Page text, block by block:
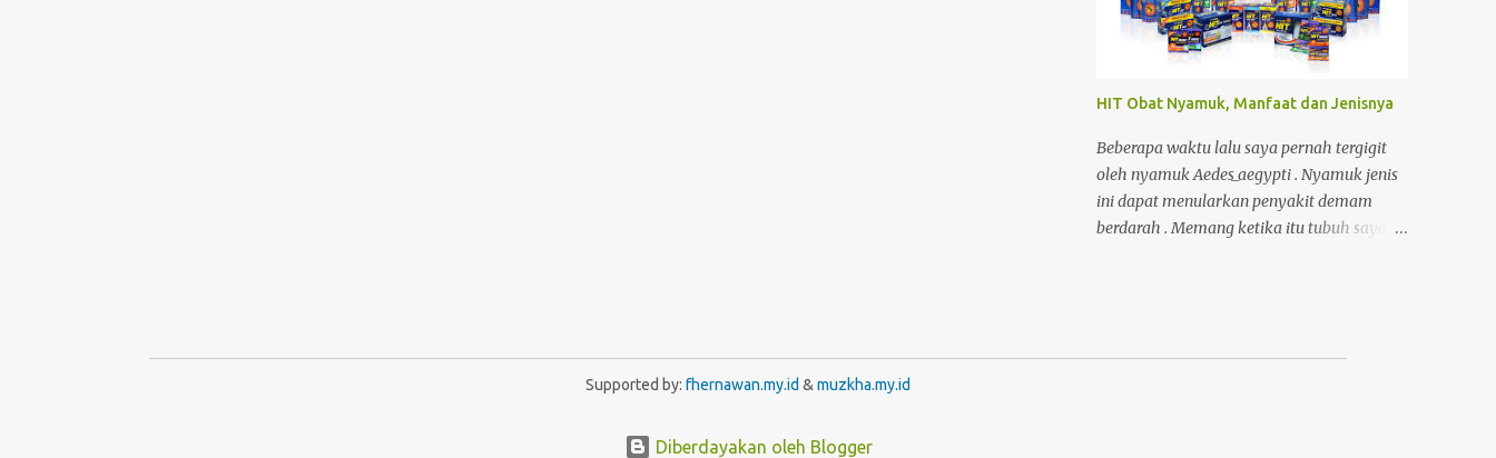
sering terlupakan: kepemilikan dan kendali
atas konten . Foto Hanya Pemanis Postingan
HIT Obat Nyamuk, Manfaat dan Jenisnya
Beberapa waktu lalu saya pernah tergigit
oleh nyamuk Aedes_aegypti . Nyamuk jenis
ini dapat menularkan penyakit demam
berdarah . Memang ketika itu tubuh saya
Supported by: fhernawan.my.id &muzkha.my.id
Diberdayakan oleh Blogger